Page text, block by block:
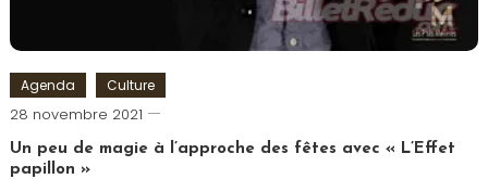
Agenda Culture
28 novembre 2021
Cédric
Cilia
Un peu de magie à l’approche des fêtes avec « L’Effet
papillon »